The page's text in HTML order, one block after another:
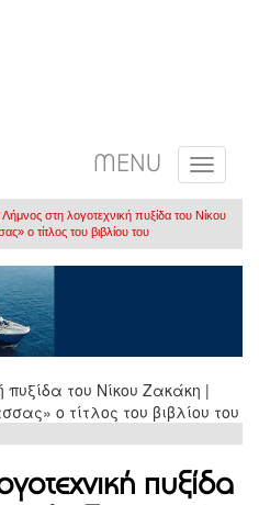
MENU
στη λογοτεχνική πυξίδα του Νίκου
ο τίτλος του βιβλίου του
πυξίδα